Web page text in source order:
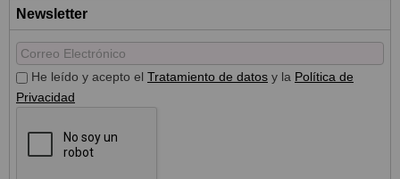
Newsletter
He leído y acepto el Tratamiento de datos y la Política de
Privacidad